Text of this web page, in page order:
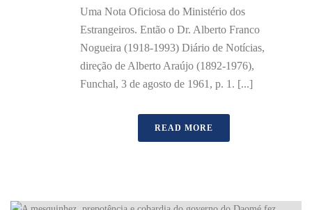
Uma Nota Oficiosa do Ministério dos
Estrangeiros. Então o Dr. Alberto Franco
Nogueira (1918-1993) Diário de Notícias,
direção de Alberto Araújo (1892-1976),
Funchal, 3 de agosto de 1961, p. 1. [...]
READ MORE